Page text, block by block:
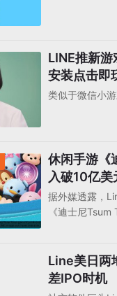
LINE推新游
安装点击即
类似于微信小
休闲手游《
入破10亿美
据外媒透露，
《迪士尼Tsum
10亿美元，这
且大部分收入
是由迪士尼授
行的IP手游，
Line美日两
差IPO时机